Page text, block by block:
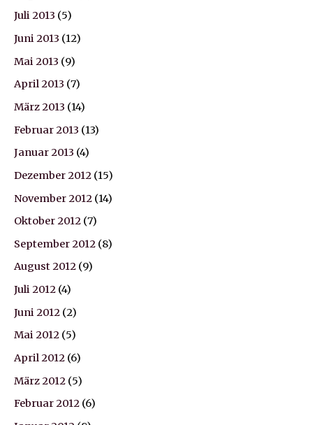
Juli 2013 (5)
Juni 2013 (12)
Mai 2013 (9)
April 2013 (7)
März 2013 (14)
Februar 2013 (13)
Januar 2013 (4)
Dezember 2012 (15)
November 2012 (14)
Oktober 2012 (7)
September 2012 (8)
August 2012 (9)
Juli 2012 (4)
Juni 2012 (2)
Mai 2012 (5)
April 2012 (6)
März 2012 (5)
Februar 2012 (6)